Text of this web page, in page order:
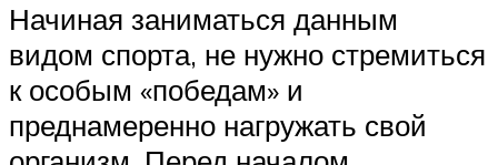
Начиная заниматься данным
видом спорта, не нужно стремиться
к особым «победам» и
преднамеренно нагружать свой